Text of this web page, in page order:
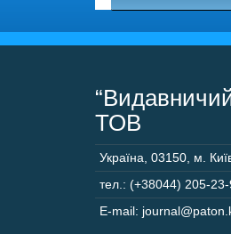
ТОВ
Україна 03150 м.
тел.: (+38044) 205-
E-mail: